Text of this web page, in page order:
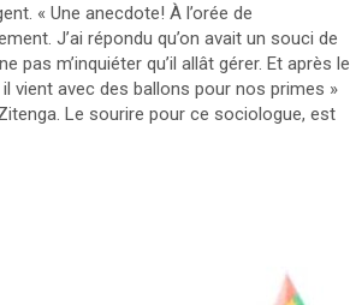
« Une anecdote! À l’orée de
J’ai répondu qu’on avait un souci de
m’inquiéter qu’il allât gérer. Et après le
vient avec des ballons pour nos primes »
Le sourire pour ce sociologue, est